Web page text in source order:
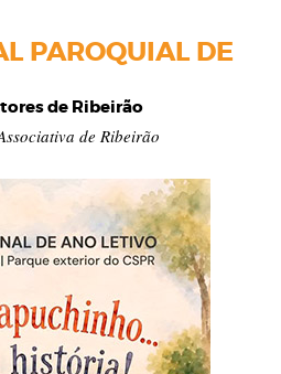
PAROQUIAL DE
de Ribeirão
de Ribeirão